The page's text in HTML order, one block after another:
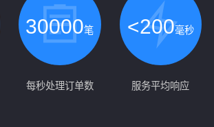
30000笔
每秒处理订单数
<200毫秒
服务平均响应